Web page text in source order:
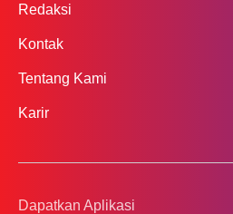
Redaksi
Kontak
Tentang Kami
Karir
Dapatkan Aplikasi